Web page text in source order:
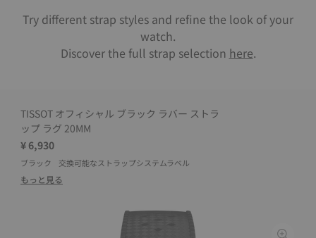
Try different strap styles and refine the look of your
watch.
Discover the full strap selection here.
TISSOT オフィシャル ブラック ラバー ストラ
ップ ラグ 20MM
¥ 6,930
ブラック 交換可能なストラップシステムラベル
もっと見る